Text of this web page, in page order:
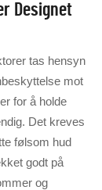
Designet
tas hensyn
mot
for å holde
Det kreves
følsom hud
godt på
og